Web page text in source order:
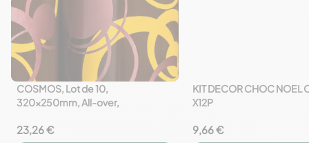
favorite_border
COSMOS, Lot de 10,
320x250mm, All-over,
23,26 €
KIT DECOR CHOC NOEL
X12P
9,66 €